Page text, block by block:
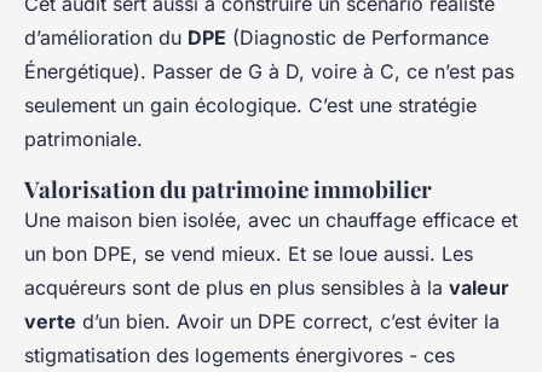
d’amélioration du DPE (Diagnostic de Performance
Énergétique). Passer de G à D, voire à C, ce n’est pas
seulement un gain écologique. C’est une stratégie
patrimoniale.
Valorisation du patrimoine immobilier
Une maison bien isolée, avec un chauffage efficace et
un bon DPE, se vend mieux. Et se loue aussi. Les
acquéreurs sont de plus en plus sensibles à la valeur
verte d’un bien. Avoir un DPE correct, c’est éviter la
stigmatisation des logements énergivores - ces